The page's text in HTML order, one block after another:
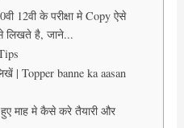
12वी के परीक्षा मे Copy ऐसे
लिखते है, जाने...
| Topper banne ka aasan
माह मे कैसे करे तैयारी और